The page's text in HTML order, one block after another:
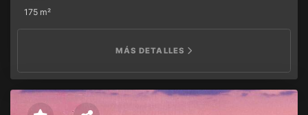
175 m²
MÁS DETALLES